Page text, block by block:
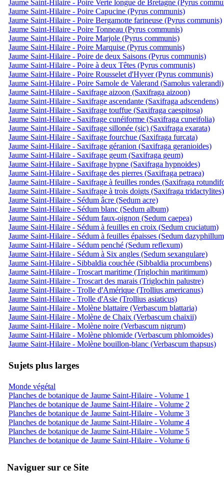
Jaume Saint-Hilaire - Poire Verte longue de Bretagne (Pyrus
Jaume Saint-Hilaire - Poire Capucine (Pyrus communis)
Jaume Saint-Hilaire - Poire Bergamotte farineuse (Pyrus communis)
Jaume Saint-Hilaire - Poire Tonneau (Pyrus communis)
Jaume Saint-Hilaire - Poire Marjole (Pyrus communis)
Jaume Saint-Hilaire - Poire Marquise (Pyrus communis)
Jaume Saint-Hilaire - Poire de deux Saisons (Pyrus communis)
Jaume Saint-Hilaire - Poire à deux Têtes (Pyrus communis)
Jaume Saint-Hilaire - Poire Rousselet d'Hyver (Pyrus communis)
Jaume Saint-Hilaire - Poire Samole de Valerand (Samolus valerandi)
Jaume Saint-Hilaire - Saxifrage aizoon (Saxifraga aizoon)
Jaume Saint-Hilaire - Saxifrage ascendante (Saxifraga adscendens)
Jaume Saint-Hilaire - Saxifrage touffue (Saxifraga caespitosa)
Jaume Saint-Hilaire - Saxifrage cunéiforme (Saxifraga cuneifolia)
Jaume Saint-Hilaire - Saxifrage sillonée (sic) (Saxifraga exarata)
Jaume Saint-Hilaire - Saxifrage fourchue (Saxifraga furcata)
Jaume Saint-Hilaire - Saxifrage géranion (Saxifraga geranioides)
Jaume Saint-Hilaire - Saxifrage geum (Saxifraga geum)
Jaume Saint-Hilaire - Saxifrage hypne (Saxifraga hypnoides)
Jaume Saint-Hilaire - Saxifrage des pierres (Saxifraga petraea)
Jaume Saint-Hilaire - Saxifrage à feuilles rondes (Saxifraga
Jaume Saint-Hilaire - Saxifrage à trois doigts (Saxifraga tridactylites)
Jaume Saint-Hilaire - Sédum âcre (Sedum acre)
Jaume Saint-Hilaire - Sédum blanc (Sedum album)
Jaume Saint-Hilaire - Sédum faux-oignon (Sedum caepea)
Jaume Saint-Hilaire - Sédum à feuilles en croix (Sedum cruciatum)
Jaume Saint-Hilaire - Sédum à feuilles épaisses (Sedum
Jaume Saint-Hilaire - Sédum penché (Sedum reflexum)
Jaume Saint-Hilaire - Sédum à Six angles (Sedum sexangulare)
Jaume Saint-Hilaire - Sibbaldia couchée (Sibbaldia procumbens)
Jaume Saint-Hilaire - Troscart maritime (Triglochin maritimum)
Jaume Saint-Hilaire - Troscart des marais (Triglochin palustre)
Jaume Saint-Hilaire - Trolle d'Amérique (Trollius americanus)
Jaume Saint-Hilaire - Trolle d'Asie (Trollius asiaticus)
Jaume Saint-Hilaire - Molène blattaire (Verbascum blattaria)
Jaume Saint-Hilaire - Molène de Chaix (Verbascum chaixii)
Jaume Saint-Hilaire - Molène noire (Verbascum nigrum)
Jaume Saint-Hilaire - Molène phlomide (Verbascum phlomoides)
Jaume Saint-Hilaire - Molène bouillon-blanc (Verbascum thapsus)
Sujets plus larges
Monde végétal
Planches de botanique de Jaume Saint-Hilaire - Volume 1
Planches de botanique de Jaume Saint-Hilaire - Volume 2
Planches de botanique de Jaume Saint-Hilaire - Volume 3
Planches de botanique de Jaume Saint-Hilaire - Volume 4
Planches de botanique de Jaume Saint-Hilaire - Volume 5
Planches de botanique de Jaume Saint-Hilaire - Volume 6
Naviguer sur ce Site